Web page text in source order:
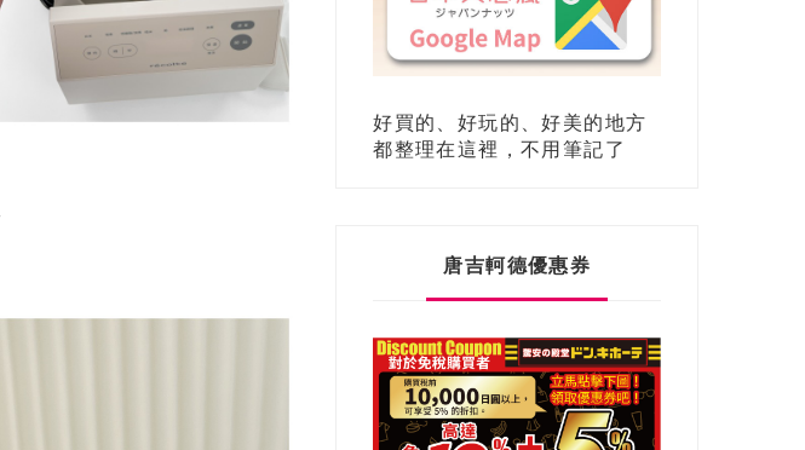
好買的、好玩的、好美的地方
都整理在這裡，不用筆記了
唐吉軻德優惠券